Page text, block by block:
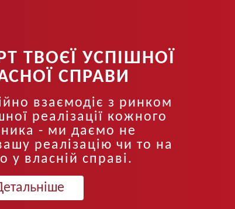
ТВОЄЇ УСПІШНОЇ
СПРАВИ
взаємодіє з ринком
реалізації кожного
- ми даємо не
реалізацію чи то на
у власній справі.